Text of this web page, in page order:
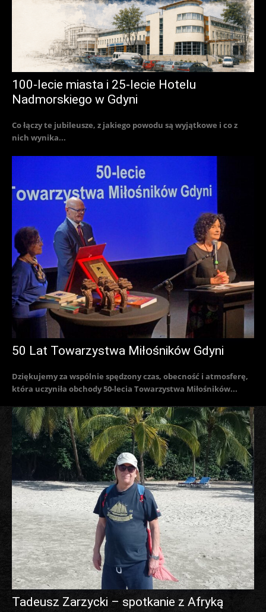
100-lecie miasta i 25-lecie Hotelu
Nadmorskiego w Gdyni
Co łączy te jubileusze, z jakiego powodu są wyjątkowe i co z
nich wynika...
50 Lat Towarzystwa Miłośników Gdyni
Dziękujemy za wspólnie spędzony czas, obecność i atmosferę,
która uczyniła obchody 50-lecia Towarzystwa Miłośników...
Tadeusz Zarzycki – spotkanie z Afryką